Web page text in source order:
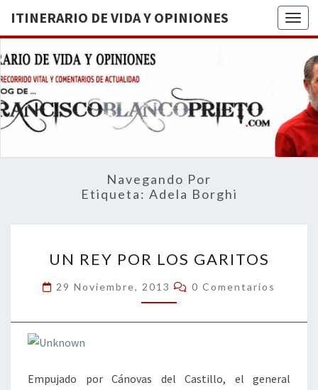
ITINERARIO DE VIDA Y OPINIONES
DE
BREVE
RECORRIDO
VITAL Y
ACTUALIDAD
Navegando Por
Etiqueta: Adela Borghi
REY
POR
LOS
GARITOS
UN REY POR LOS GARITOS
29 Noviembre, 2013 Comentarios
0 Comentarios
Empujado por Cánovas del Castillo, el general